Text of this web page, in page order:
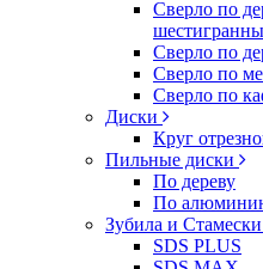
Сверло по
Сверло по
Сверло по
Сверло по
Диски
Круг
Пильные диски
По дереву
По
Зубила и
SDS PLUS